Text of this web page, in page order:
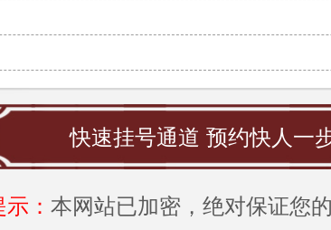
快速挂号通道 预约快人一
： 本网站已加密，绝对保证您